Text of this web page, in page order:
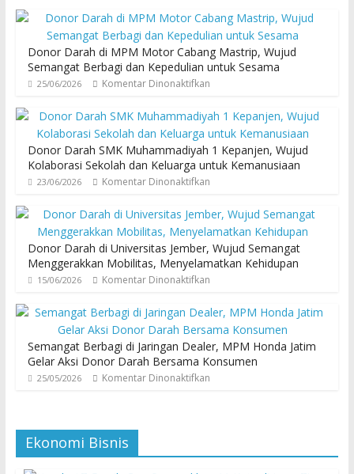
Donor Darah di MPM Motor Cabang Mastrip, Wujud
Semangat Berbagi dan Kepedulian untuk Sesama
25/06/2026 Komentar Dinonaktifkan
Donor Darah SMK Muhammadiyah 1 Kepanjen, Wujud
Kolaborasi Sekolah dan Keluarga untuk Kemanusiaan
23/06/2026 Komentar Dinonaktifkan
Donor Darah di Universitas Jember, Wujud Semangat
Menggerakkan Mobilitas, Menyelamatkan Kehidupan
15/06/2026 Komentar Dinonaktifkan
Semangat Berbagi di Jaringan Dealer, MPM Honda Jatim
Gelar Aksi Donor Darah Bersama Konsumen
25/05/2026 Komentar Dinonaktifkan
Ekonomi Bisnis